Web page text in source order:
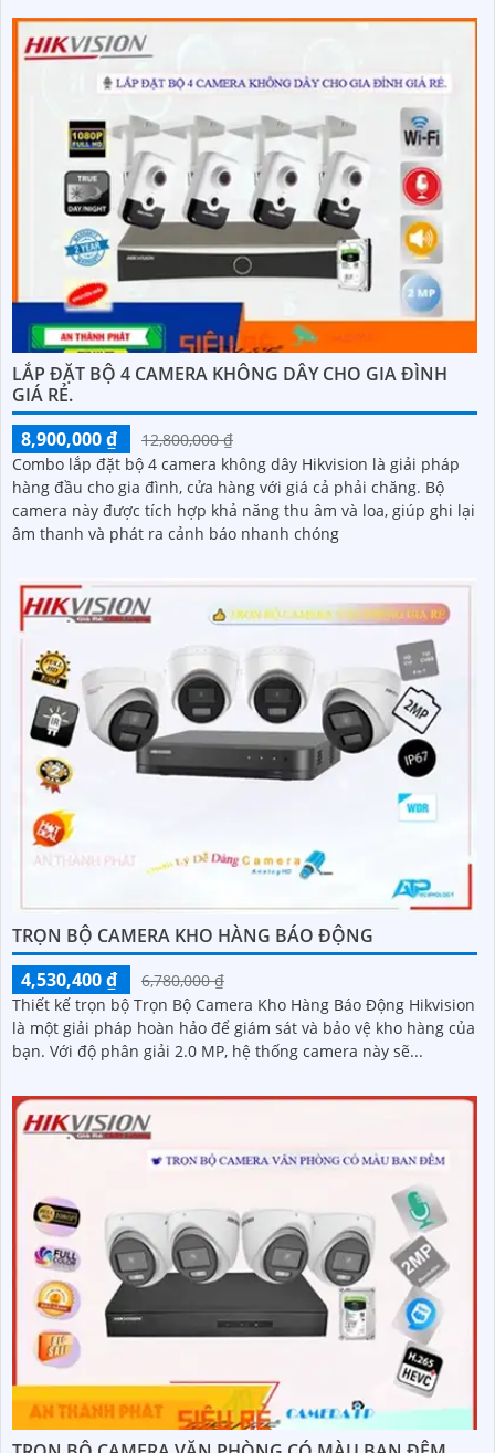
LẮP ĐẶT BỘ 4 CAMERA KHÔNG DÂY CHO GIA ĐÌNH
GIÁ RẺ.
8,900,000 ₫
12,800,000 ₫
Combo lắp đặt bộ 4 camera không dây Hikvision là giải pháp
hàng đầu cho gia đình, cửa hàng với giá cả phải chăng. Bộ
camera này được tích hợp khả năng thu âm và loa, giúp ghi lại
âm thanh và phát ra cảnh báo nhanh chóng
TRỌN BỘ CAMERA KHO HÀNG BÁO ĐỘNG
4,530,400 ₫
6,780,000 ₫
Thiết kế trọn bộ Trọn Bộ Camera Kho Hàng Báo Động Hikvision
là một giải pháp hoàn hảo để giám sát và bảo vệ kho hàng của
bạn. Với độ phân giải 2.0 MP, hệ thống camera này sẽ...